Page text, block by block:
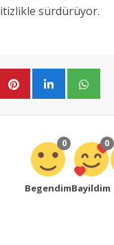
sürdürüyor.
0
Begendim
0
Bayildim